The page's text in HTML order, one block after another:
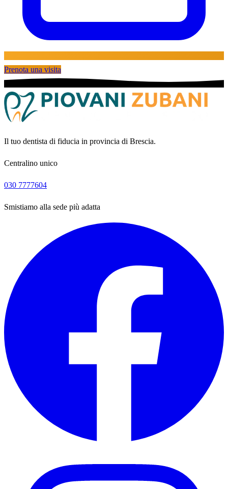
Prenota una visita
Il tuo dentista di fiducia in provincia di Brescia.
Centralino unico
030 7777604
Smistiamo alla sede più adatta